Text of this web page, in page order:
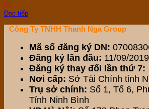
0₫
Đọc tiếp
Công Ty TNHH Thanh Nga Group
Mã số đăng ký DN:
Đăng ký lần đầu: 11/09/2019
Đăng ký thay đổi lần thứ 7:
Nơi cấp: Sở Tài Chính tỉnh
Trụ sở chính: Số 1, Tổ 6,
Tỉnh Ninh Bình